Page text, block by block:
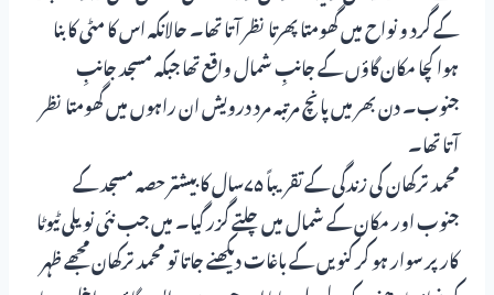
کے گرد و نواح میں گھومتا پھرتا نظر آتا تھا۔ حالانکہ اس کا مٹی کا بنا
ہوا کچا مکان گاؤں کے جانبِ شمال واقع تھا جبکہ مسجد جانبِ
جنوب۔ دن بھر میں پانچ مرتبہ مرد درویش ان راہوں میں گھومتا نظر
آتا تھا۔
محمد ترکھان کی زندگی کے تقریباً ۷۵سال کا بیشتر حصہ مسجد کے
جنوب اور مکان کے شمال میں چلتے گزر گیا۔ میں جب نئی نویلی ٹیوٹا
کار پر سوار ہو کر کنویں کے باغات دیکھنے جاتا تو محمد ترکھان مجھے ظہر